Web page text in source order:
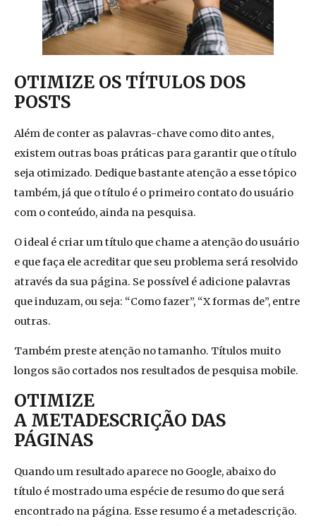
OTIMIZE OS TÍTULOS DOS
POSTS
Além de conter as palavras-chave como dito antes,
existem outras boas práticas para garantir que o título
seja otimizado. Dedique bastante atenção a esse tópico
também, já que o título é o primeiro contato do usuário
com o conteúdo, ainda na pesquisa.
O ideal é criar um título que chame a atenção do usuário
e que faça ele acreditar que seu problema será resolvido
através da sua página. Se possível é adicione palavras
que induzam, ou seja: “Como fazer”, “X formas de”, entre
outras.
Também preste atenção no tamanho. Títulos muito
longos são cortados nos resultados de pesquisa mobile.
OTIMIZE
A METADESCRIÇÃO DAS
PÁGINAS
Quando um resultado aparece no Google, abaixo do
título é mostrado uma espécie de resumo do que será
encontrado na página. Esse resumo é a metadescrição.